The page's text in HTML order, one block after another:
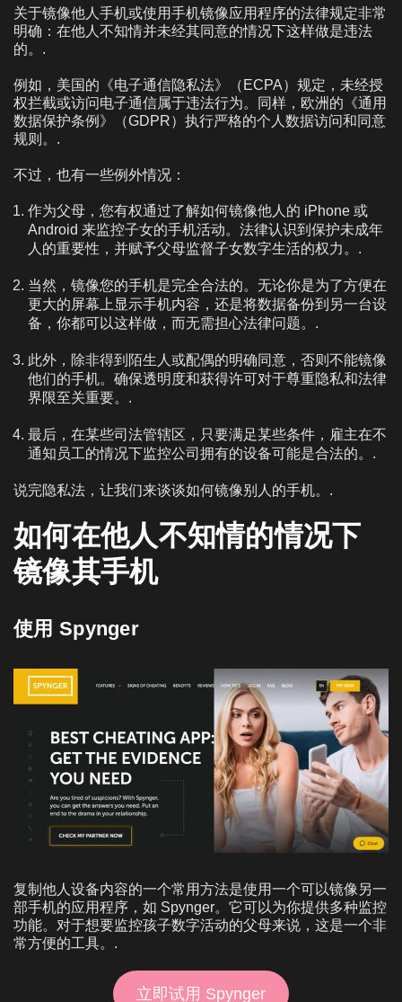
关于镜像他人手机或使用手机镜像应用程序的法律规定非常
明确：在他人不知情并未经其同意的情况下这样做是违法
的。.
例如，美国的《电子通信隐私法》（ECPA）规定，未经授
权拦截或访问电子通信属于违法行为。同样，欧洲的《通用
数据保护条例》（GDPR）执行严格的个人数据访问和同意
规则。.
不过，也有一些例外情况：
作为父母，您有权通过了解如何镜像他人的 iPhone 或
Android 来监控子女的手机活动。法律认识到保护未成年
人的重要性，并赋予父母监督子女数字生活的权力。.
当然，镜像您的手机是完全合法的。无论你是为了方便在
更大的屏幕上显示手机内容，还是将数据备份到另一台设
备，你都可以这样做，而无需担心法律问题。.
此外，除非得到陌生人或配偶的明确同意，否则不能镜像
他们的手机。确保透明度和获得许可对于尊重隐私和法律
界限至关重要。.
最后，在某些司法管辖区，只要满足某些条件，雇主在不
通知员工的情况下监控公司拥有的设备可能是合法的。.
说完隐私法，让我们来谈谈如何镜像别人的手机。.
如何在他人不知情的情况下
镜像其手机
使用 Spynger
复制他人设备内容的一个常用方法是使用一个可以镜像另一
部手机的应用程序，如 Spynger。它可以为你提供多种监控
功能。对于想要监控孩子数字活动的父母来说，这是一个非
常方便的工具。.
立即试用 Spynger